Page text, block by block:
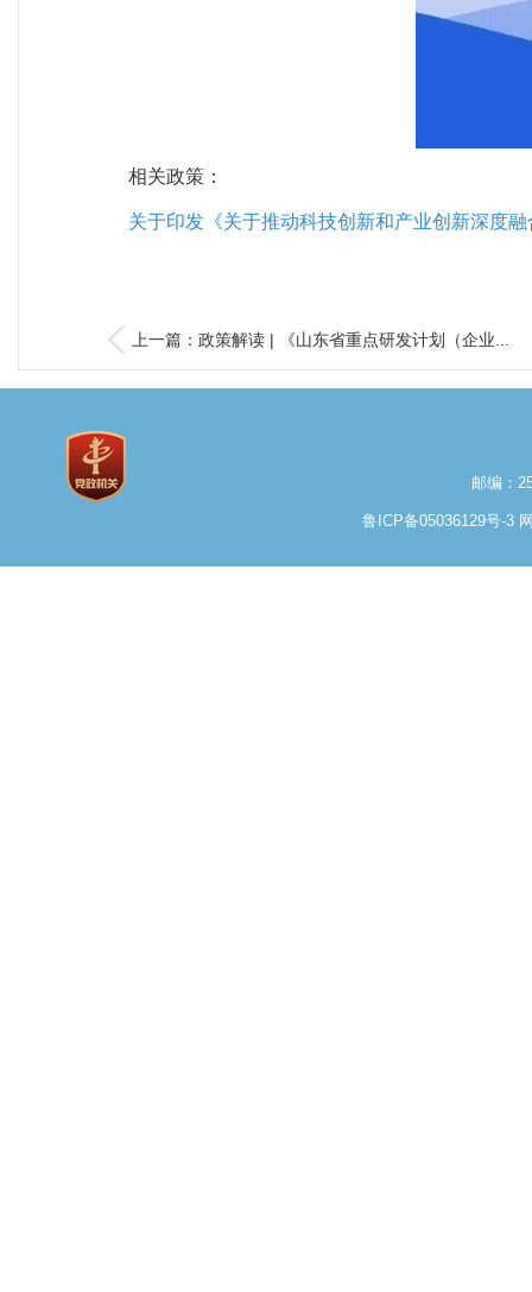
相关政策：
关于印发《关于推动科技创新和产业创新深度
上一篇：政策解读 | 《山东省重点研发计划（企业...
邮编：
鲁ICP备05036129号-3